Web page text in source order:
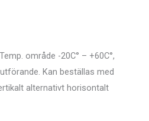
område -20C° – +60C°,
Kan beställas med
alternativt horisontalt